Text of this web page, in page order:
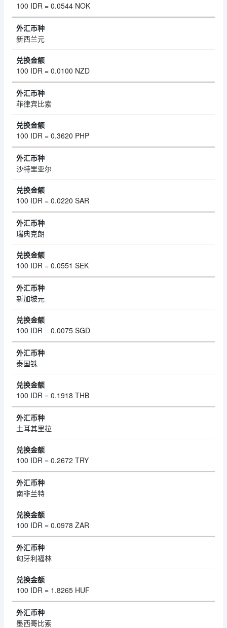
100 IDR = 0.0544 NOK
新西兰元
100 IDR = 0.0100 NZD
菲律宾比索
100 IDR = 0.3620 PHP
沙特里亚尔
100 IDR = 0.0220 SAR
瑞典克朗
100 IDR = 0.0551 SEK
新加坡元
100 IDR = 0.0075 SGD
泰国铢
100 IDR = 0.1918 THB
土耳其里拉
100 IDR = 0.2672 TRY
南非兰特
100 IDR = 0.0978 ZAR
匈牙利福林
100 IDR = 1.8265 HUF
墨西哥比索